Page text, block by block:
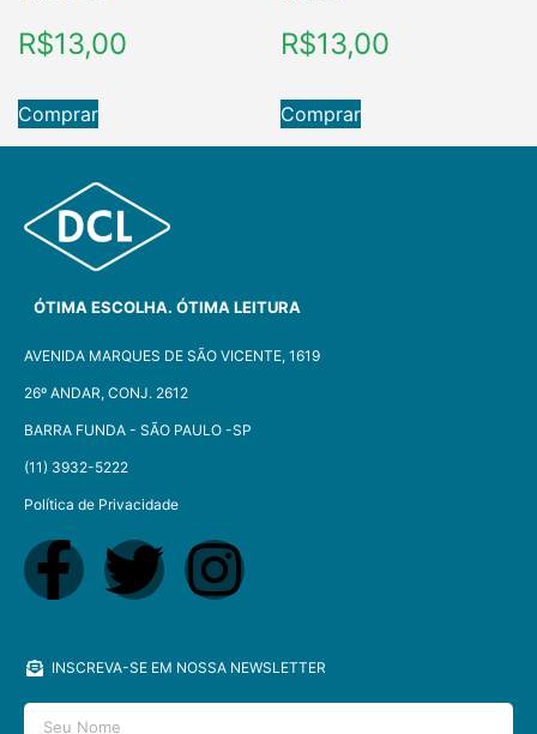
R$13,00
Comprar
R$13,00
Comprar
ÓTIMA ESCOLHA. ÓTIMA LEITURA
AVENIDA MARQUES DE SÃO VICENTE, 1619
26º ANDAR, CONJ. 2612
BARRA FUNDA - SÃO PAULO -SP​
(11) 3932-5222
Política de Privacidade
INSCREVA-SE EM NOSSA NEWSLETTER